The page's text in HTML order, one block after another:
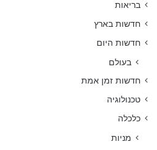
בריאות
חדשות בארץ
חדשות היום
בעולם
חדשות זמן אמת
טכנולוגיה
כלכלה
מניות